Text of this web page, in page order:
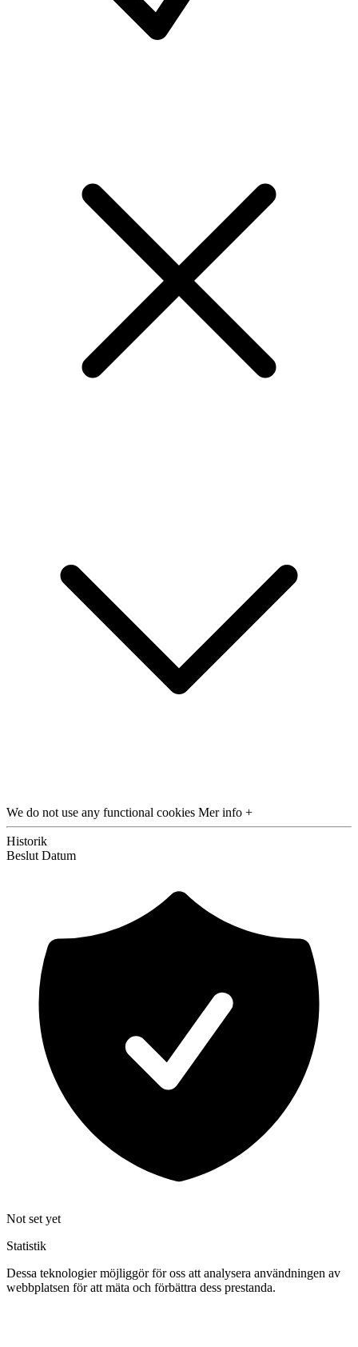
We do not use any functional cookies Mer info +
Historik
Beslut Datum
Not set yet
Statistik
Dessa teknologier möjliggör för oss att analysera användningen av
webbplatsen för att mäta och förbättra dess prestanda.